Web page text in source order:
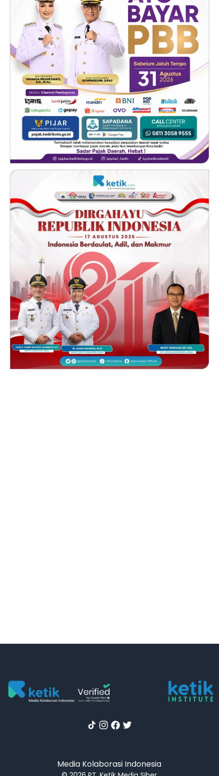
Media Kolaborasi Indonesia